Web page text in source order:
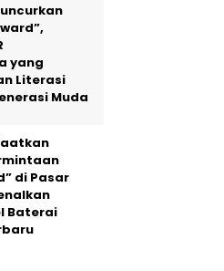
yang
Literasi
Muda
di Pasar
Baterai